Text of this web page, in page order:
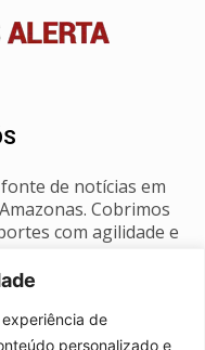
de
personalizado e
de notícias em
Cobrimos
com agilidade e